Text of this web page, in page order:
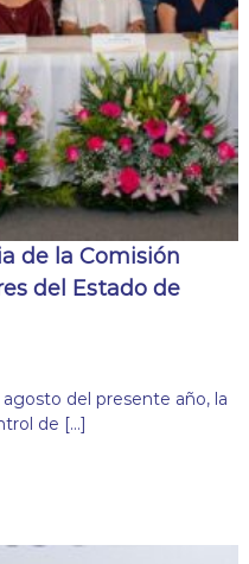
de la Comisión
del Estado de
del presente año, la
de […]